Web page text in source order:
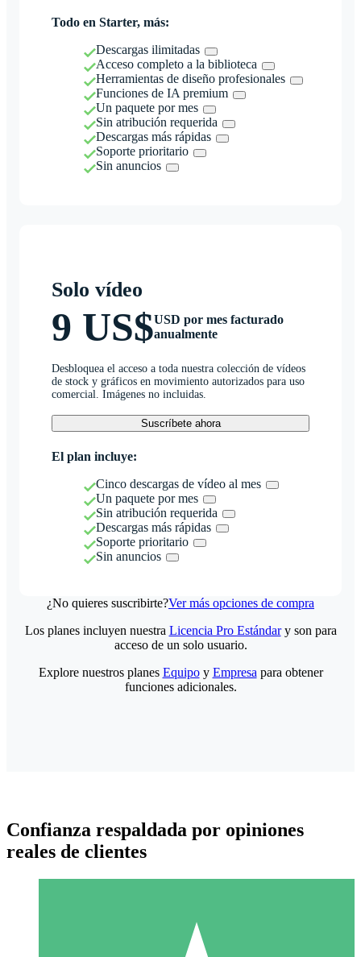
Todo en Starter, más:
Descargas ilimitadas
Acceso completo a la biblioteca
Herramientas de diseño profesionales
Funciones de IA premium
Un paquete por mes
Sin atribución requerida
Descargas más rápidas
Soporte prioritario
Sin anuncios
Solo vídeo
9 US$USD por mes facturado
anualmente
Desbloquea el acceso a toda nuestra colección de vídeos
de stock y gráficos en movimiento autorizados para uso
comercial. Imágenes no incluidas.
Suscríbete ahora
El plan incluye:
Cinco descargas de vídeo al mes
Un paquete por mes
Sin atribución requerida
Descargas más rápidas
Soporte prioritario
Sin anuncios
¿No quieres suscribirte?Ver más opciones de compra
Los planes incluyen nuestra Licencia Pro Estándary son para
acceso de un solo usuario.
Explore nuestros planes Equipoy Empresa para obtener
funciones adicionales.
Confianza respaldada por opiniones
reales de clientes